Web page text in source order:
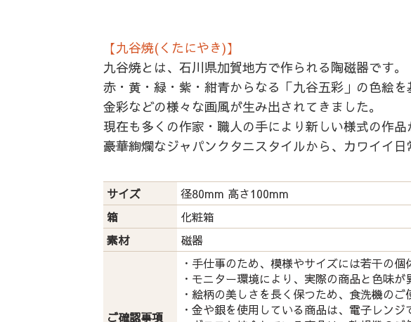
【九谷焼(くたにやき)】
九谷焼とは、石川県加賀地方で作られる陶磁器です。
赤・黄・緑・紫・紺青からなる「九谷五彩」の色絵
金彩などの様々な画風が生み出されてきました。
現在も多くの作家・職人の手により新しい様式の作
豪華絢爛なジャパンクタニスタイルから、カワイイ
サイズ
径80mm 高さ100mm
箱
化粧箱
素材
磁器
ご確認事項
・手仕事のため、模様やサイズには若干の
・モニター環境により、実際の商品と色味が
・絵柄の美しさを長く保つため、食洗機の
・金や銀を使用している商品は、電子レンジ